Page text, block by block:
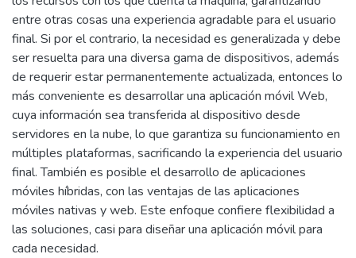
entre otras cosas una experiencia agradable para el usuario
final. Si por el contrario, la necesidad es generalizada y debe
ser resuelta para una diversa gama de dispositivos, además
de requerir estar permanentemente actualizada, entonces lo
más conveniente es desarrollar una aplicación móvil Web,
cuya información sea transferida al dispositivo desde
servidores en la nube, lo que garantiza su funcionamiento en
múltiples plataformas, sacrificando la experiencia del usuario
final. También es posible el desarrollo de aplicaciones
móviles híbridas, con las ventajas de las aplicaciones
móviles nativas y web. Este enfoque confiere flexibilidad a
las soluciones, casi para diseñar una aplicación móvil para
cada necesidad.